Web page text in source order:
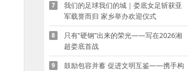
7
我们的足球我们的城｜娄底女足斩获亚
军载誉而归 家乡举办欢迎仪式
8
只有“硬钢”出来的荣光——写在2026湘
超娄底首战
9
鼓励包容并蓄 促进文明互鉴——携手构